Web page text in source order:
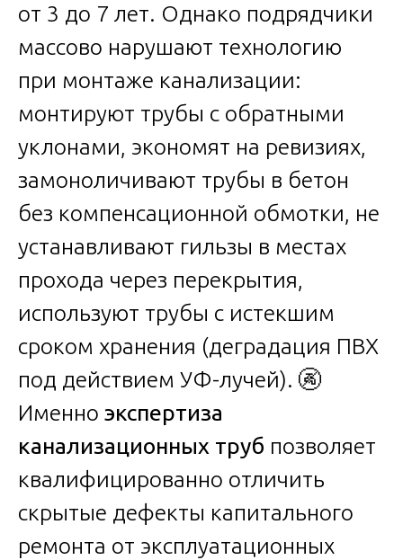
от 3 до 7 лет. Однако подрядчики
массово нарушают технологию
при монтаже канализации:
монтируют трубы с обратными
уклонами, экономят на ревизиях,
замоноличивают трубы в бетон
без компенсационной обмотки, не
устанавливают гильзы в местах
прохода через перекрытия,
используют трубы с истекшим
сроком хранения (деградация ПВХ
под действием УФ-лучей). 🚱
Именно экспертиза
канализационных труб позволяет
квалифицированно отличить
скрытые дефекты капитального
ремонта от эксплуатационных